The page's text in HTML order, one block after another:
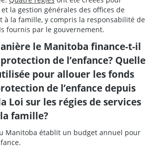
la gestion générales des offices de
à la famille, y compris la responsabilité de
fournis par le gouvernement.
le Manitoba finance-t-il
de l’enfance? Quelle
pour allouer les fonds
de l’enfance depuis
Loi sur les régies de services
famille?
Manitoba établit un budget annuel pour